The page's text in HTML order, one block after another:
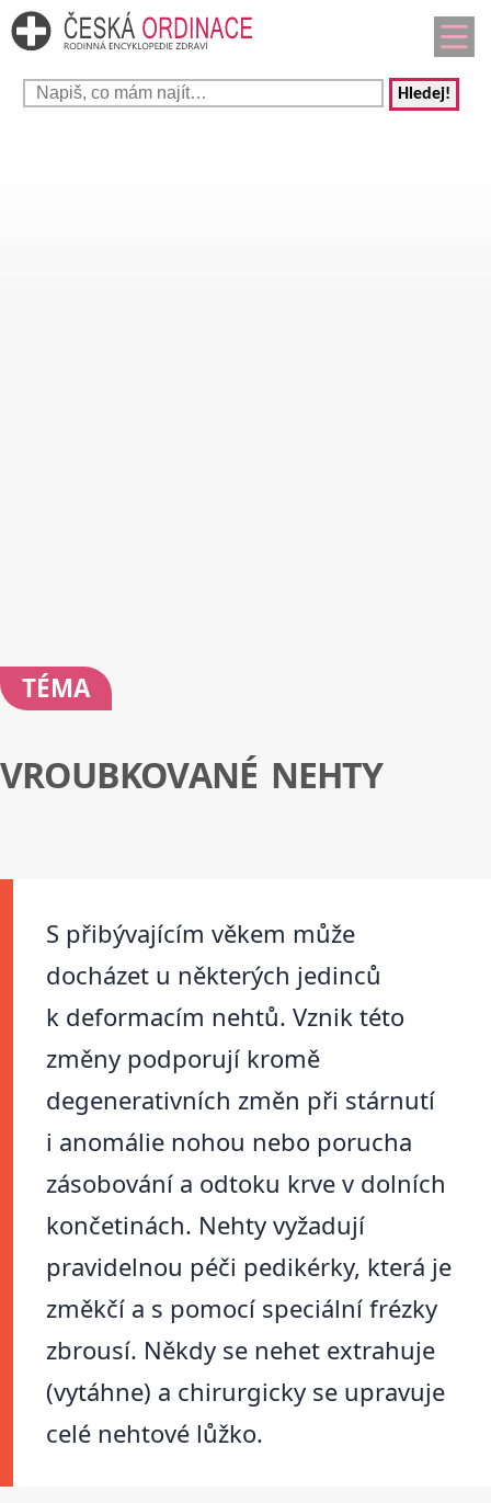
Hledej!
TÉMA
VROUBKOVANÉ NEHTY
S přibývajícím věkem může
docházet u některých jedinců
k deformacím nehtů. Vznik této
změny podporují kromě
degenerativních změn při stárnutí
i anomálie nohou nebo porucha
zásobování a odtoku krve v dolních
končetinách. Nehty vyžadují
pravidelnou péči pedikérky, která je
změkčí a s pomocí speciální frézky
zbrousí. Někdy se nehet extrahuje
(vytáhne) a chirurgicky se upravuje
celé nehtové lůžko.